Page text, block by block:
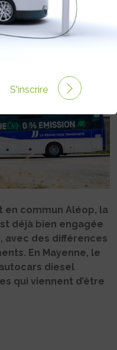
2025 à 06:00
en commun Aléop, la
déjà bien engagée
avec des différences
En Mayenne, le
diesel
qui viennent d’être
S'inscrire